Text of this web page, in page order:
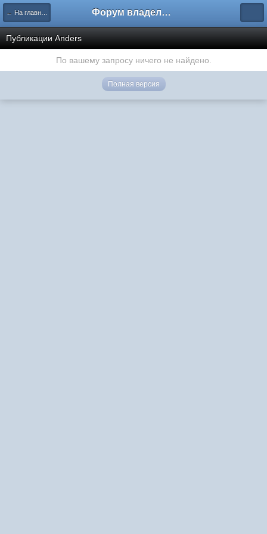
← На главную Форум владельцев интернет-магазинов
Публикации Anders
По вашему запросу ничего не найдено.
Полная версия